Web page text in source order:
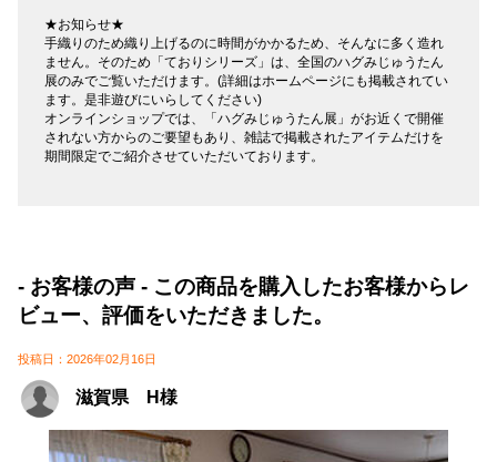
★お知らせ★
手織りのため織り上げるのに時間がかかるため、そんなに多く造れ
ません。そのため「ておりシリーズ」は、全国のハグみじゅうたん
展のみでご覧いただけます。(詳細はホームページにも掲載されてい
ます。是非遊びにいらしてください)
オンラインショップでは、「ハグみじゅうたん展」がお近くで開催
されない方からのご要望もあり、雑誌で掲載されたアイテムだけを
期間限定でご紹介させていただいております。
- お客様の声 - この商品を購入したお客様からレ
ビュー、評価をいただきました。
投稿日：2026年02月16日
滋賀県 H様